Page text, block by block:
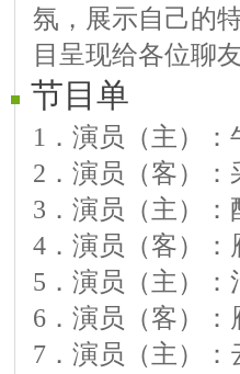
氛，展示自己的
目呈现给各位聊友
节目单
1．演员（主）
2．演员（客）
3．演员（主）：
4．演员（客）
5．演员（主）
6．演员（客）
7．演员（主）